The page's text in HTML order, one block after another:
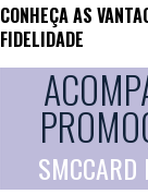
CONHEÇA AS
FIDELIDADE
SMCCARD